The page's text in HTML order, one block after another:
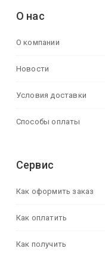
О нас
О компании
Новости
Условия доставки
Способы оплаты
Сервис
Как оформить заказ
Как оплатить
Как получить